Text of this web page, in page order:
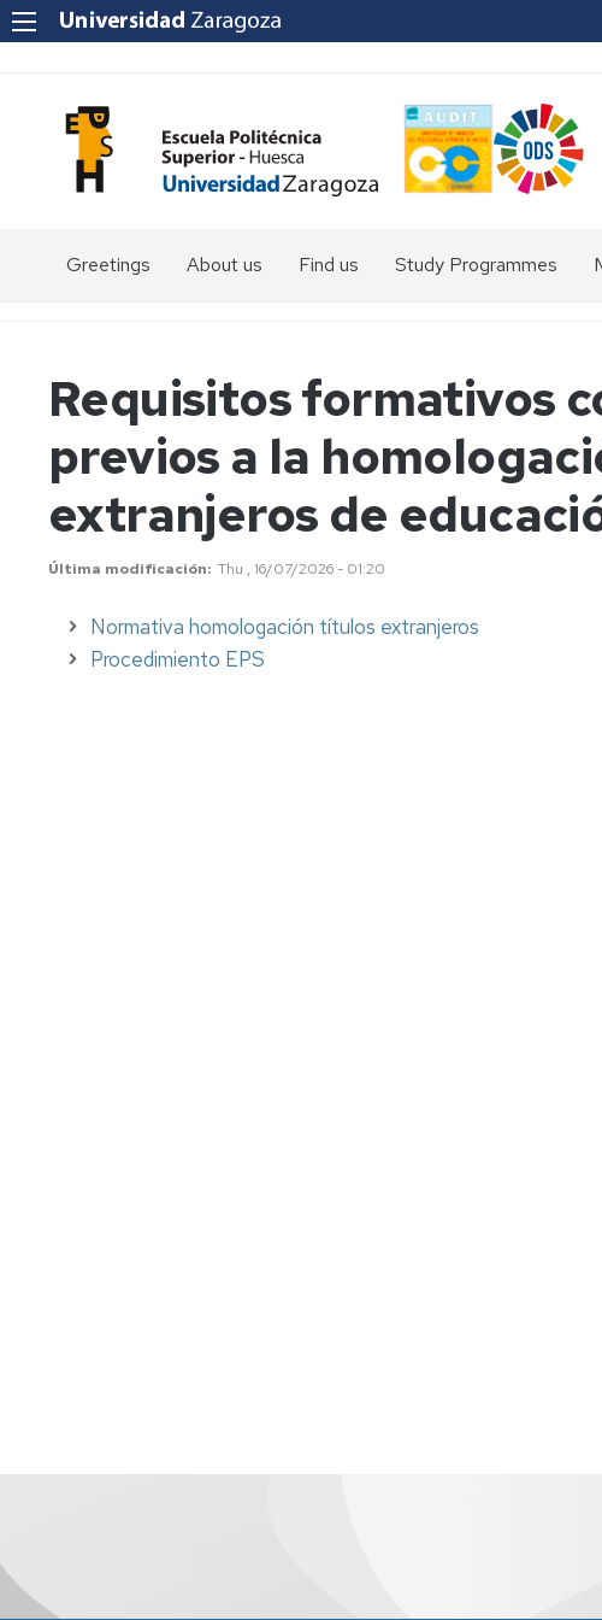
Greetings About us Find us Study Programmes
Sciences
Degree
in
and
Agri-
Master
Requisitos formativos
previos a la
extranjeros de
Última modificación Thu , 16/07/2026 - 01:20
Normativa homologación títulos extranjeros
Procedimiento EPS